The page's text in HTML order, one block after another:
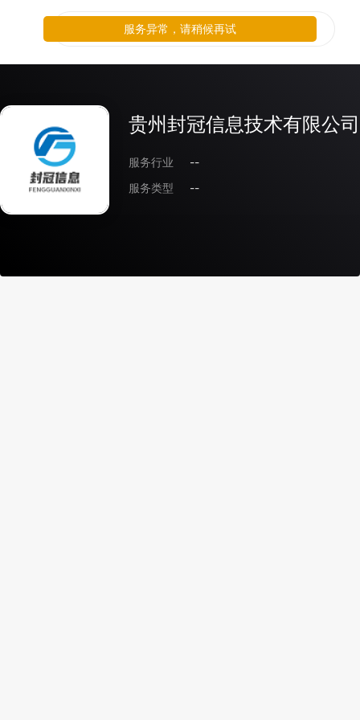
贵州封冠信息技术有限公司
服务行业
--
服务类型
--
服务异常，请稍候再试